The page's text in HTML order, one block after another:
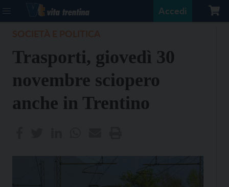
Accedi
Trasporti, giovedì 30
novembre sciopero
anche in Trentino